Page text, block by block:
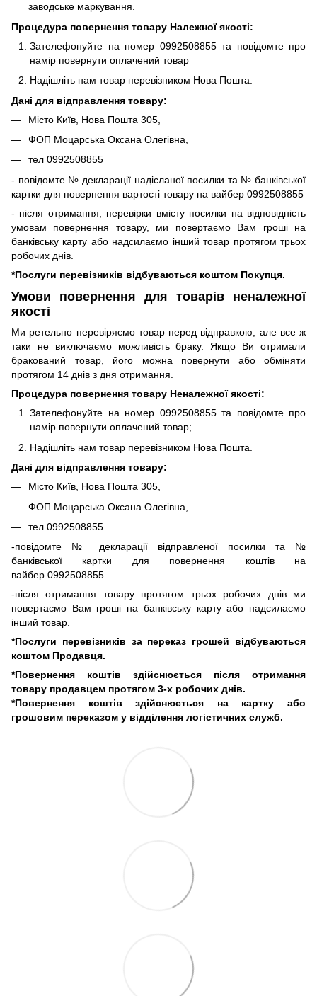
заводське маркування.
Процедура повернення товару Належної якості:
Зателефонуйте на номер 0992508855 та повідомте про
намір повернути оплачений товар
Надішліть нам товар перевізником Нова Пошта.
Дані для відправлення товару:
Місто Київ, Нова Пошта 305,
ФОП Моцарська Оксана Олегівна,
тел 0992508855
- повідомте № декларації надісланої посилки та № банківської
картки для повернення вартості товару на вайбер 0992508855
- після отримання, перевірки вмісту посилки на відповідність
умовам повернення товару, ми повертаємо Вам гроші на
банківську карту або надсилаємо інший товар протягом трьох
робочих днів.
*Послуги перевізників відбуваються коштом Покупця.
Умови повернення для товарів неналежної
якості
Ми ретельно перевіряємо товар перед відправкою, але все ж
таки не виключаємо можливість браку. Якщо Ви отримали
бракований товар, його можна повернути або обміняти
протягом 14 днів з дня отримання.
Процедура повернення товару Неналежної якості:
Зателефонуйте на номер 0992508855 та повідомте про
намір повернути оплачений товар;
Надішліть нам товар перевізником Нова Пошта.
Дані для відправлення товару:
Місто Київ, Нова Пошта 305,
ФОП Моцарська Оксана Олегівна,
тел 0992508855
-повідомте № декларації відправленої посилки та №
банківської картки для повернення коштів на
вайбер 0992508855
-після отримання товару протягом трьох робочих днів ми
повертаємо Вам гроші на банківську карту або надсилаємо
інший товар.
*Послуги перевізників за переказ грошей відбуваються
коштом Продавця.
*Повернення коштів здійснюється після отримання
товару продавцем протягом 3-х робочих днів.
*Повернення коштів здійснюється на картку або
грошовим переказом у відділення логістичних служб.